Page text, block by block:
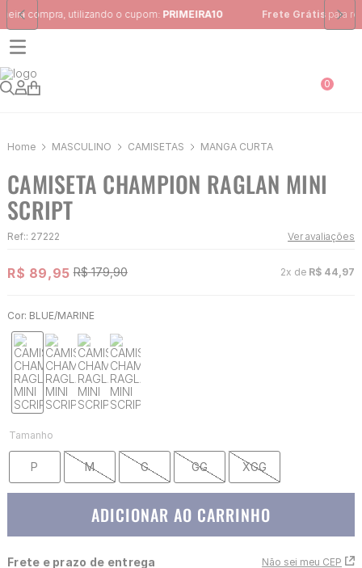
Frete Grátispara região Sudeste em pedidos acima de R$ 399,00
0
MASCULINO CAMISETAS MANGA CURTA
CAMISETA CHAMPION RAGLAN MINI
SCRIPT
Ref:: 27222 Ver avaliações
R$ 89,95 R$ 179,90 2x de R$ 44 97
Cor: BLUE/MARINE
Tamanho
P M G GG XGG
ADICIONAR AO CARRINHO
Frete e prazo de entrega Não sei meu CEP